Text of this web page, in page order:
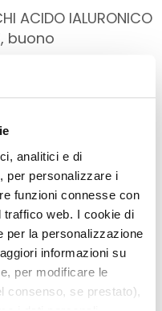
analitici e di
per personalizzare i
funzioni connesse con
web. I cookie di
per la personalizzazione
informazioni su
per modificare le
consenso, se prestato),
ACIDO IALURONICO
buono
per